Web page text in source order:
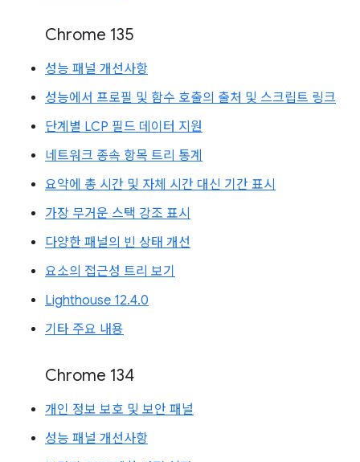
Chrome 135
성능 패널 개선사항
성능에서 프로필 및 함수 호출의 출처 및 스크립트 링크
단계별 LCP 필드 데이터 지원
네트워크 종속 항목 트리 통계
요약에 총 시간 및 자체 시간 대신 기간 표시
가장 무거운 스택 강조 표시
다양한 패널의 빈 상태 개선
요소의 접근성 트리 보기
Lighthouse 12.4.0
기타 주요 내용
Chrome 134
개인 정보 보호 및 보안 패널
성능 패널 개선사항